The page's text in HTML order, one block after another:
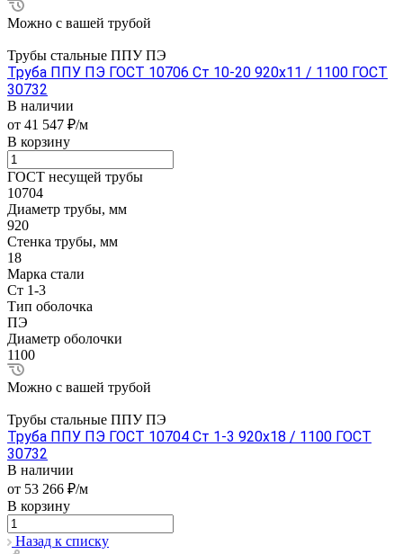
Можно с вашей трубой
Трубы стальные ППУ ПЭ
Труба ППУ ПЭ ГОСТ 10706 Ст 10-20 920x11 / 1100 ГОСТ
30732
В наличии
от 41 547 ₽/м
В корзину
ГОСТ несущей трубы
10704
Диаметр трубы, мм
920
Стенка трубы, мм
18
Марка стали
Ст 1-3
Тип оболочка
ПЭ
Диаметр оболочки
1100
Можно с вашей трубой
Трубы стальные ППУ ПЭ
Труба ППУ ПЭ ГОСТ 10704 Ст 1-3 920x18 / 1100 ГОСТ
30732
В наличии
от 53 266 ₽/м
В корзину
Назад к списку